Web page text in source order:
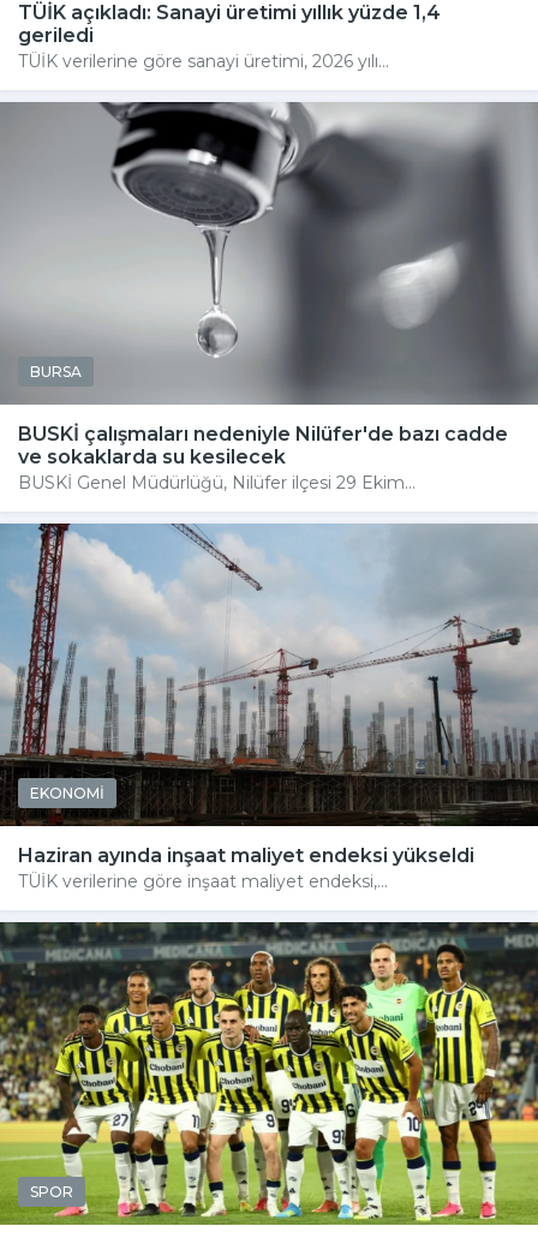
TÜİK açıkladı: Sanayi üretimi yıllık yüzde 1,4
geriledi
TÜİK verilerine göre sanayi üretimi, 2026 yılı...
BURSA
BUSKİ çalışmaları nedeniyle Nilüfer'de bazı cadde
ve sokaklarda su kesilecek
BUSKİ Genel Müdürlüğü, Nilüfer ilçesi 29 Ekim...
EKONOMİ
Haziran ayında inşaat maliyet endeksi yükseldi
TÜİK verilerine göre inşaat maliyet endeksi,...
SPOR